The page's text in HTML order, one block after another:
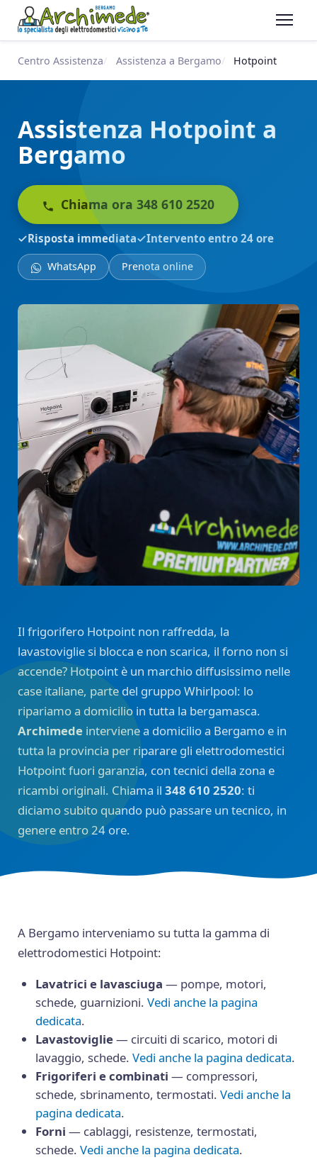
Centro Assistenza Assistenza a Bergamo Hotpoint
Assistenza Hotpoint a
Bergamo
Chiama ora 348 610 2520
Risposta immediata Intervento entro 24 ore
WhatsApp Prenota online
Il frigorifero Hotpoint non raffredda, la
lavastoviglie si blocca e non scarica, il forno non si
accende? Hotpoint è un marchio diffusissimo nelle
case italiane, parte del gruppo Whirlpool: lo
ripariamo a domicilio in tutta la bergamasca.
Archimede interviene a domicilio a Bergamo e in
tutta la provincia per riparare gli elettrodomestici
Hotpoint fuori garanzia, con tecnici della zona e
ricambi originali. Chiama il348 610 2520: ti
diciamo subito quando può passare un tecnico, in
genere entro 24 ore.
A Bergamo interveniamo su tutta la gamma di
elettrodomestici Hotpoint:
Lavatrici e lavasciuga — pompe, motori,
schede, guarnizioni.Vedi anche la pagina
dedicata.
Lavastoviglie— circuiti di scarico, motori di
lavaggio, schede.Vedi anche la pagina dedicata.
Frigoriferi e combinati — compressori,
schede, sbrinamento, termostati.Vedi anche la
pagina dedicata.
Forni — cablaggi, resistenze, termostati,
schede.Vedi anche la pagina dedicata.